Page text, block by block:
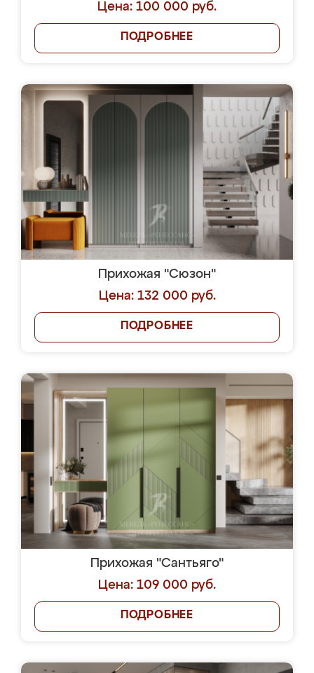
Цена: 100 000 руб.
ПОДРОБНЕЕ
Прихожая "Сюзон"
Цена: 132 000 руб.
ПОДРОБНЕЕ
Прихожая "Сантьяго"
Цена: 109 000 руб.
ПОДРОБНЕЕ